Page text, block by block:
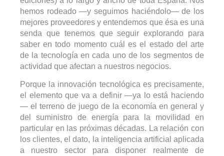
hemos rodeado —y seguimos haciéndolo— de los
mejores proveedores y entendemos que ésa es una
senda que tenemos que seguir explorando para
saber en todo momento cuál es el estado del arte
de la tecnología en cada uno de los segmentos de
actividad que afectan a nuestros negocios.
Porque la innovación tecnológica es precisamente,
el elemento que va a definir —ya lo está haciendo
— el terreno de juego de la economía en general y
del suministro de energía para la movilidad en
particular en las próximas décadas. La relación con
los clientes, el dato, la inteligencia artificial aplicada
a nuestro sector para disponer realmente de